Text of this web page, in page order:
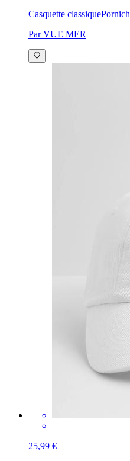
Casquette classique
Par VUE MER
25,99 €